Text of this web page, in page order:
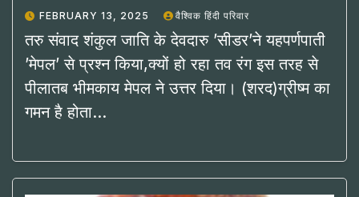
FEBRUARY 13, 2025 वैश्विक हिंदी परिवार
तरु संवाद शंकुल जाति के देवदारु ’सीडर’ने यहपर्णपाती
’मेपल’ से प्रश्न किया,क्यों हो रहा तव रंग इस तरह से
पीलातब भीमकाय मेपल ने उत्तर दिया। (शरद)ग्रीष्म का
गमन है होता…